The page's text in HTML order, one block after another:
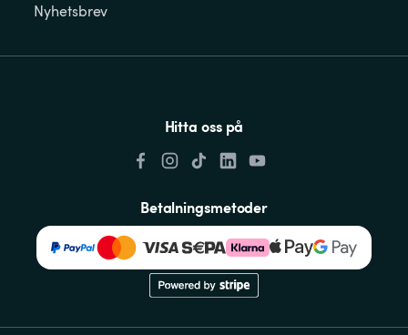
Nyhetsbrev
Hitta oss på
Betalningsmetoder